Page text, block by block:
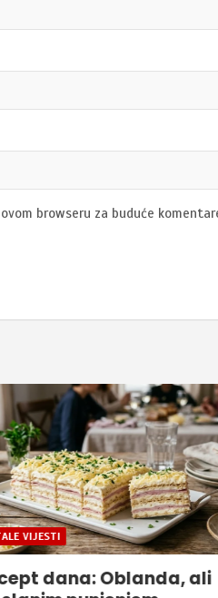
browseru za buduće
ZANIMLJIVOSTI
Na današnji dan, 7.